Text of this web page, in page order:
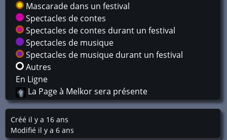
Mascarade dans un festival
Spectacles de contes
Spectacles de contes durant un festival
Spectacles de musique
Spectacles de musique durant un festival
Autres
En Ligne
La Page à Melkor sera présente
Créé il y a 16 ans
Modifié il y a 6 ans